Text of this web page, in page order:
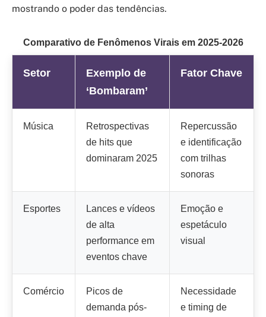
mostrando o poder das tendências.
Comparativo de Fenômenos Virais em 2025-2026
Setor
Exemplo de
‘Bombaram’
Fator Chave
Música
Retrospectivas
de hits que
dominaram 2025
Repercussão
e identificação
com trilhas
sonoras
Esportes
Lances e vídeos
de alta
performance em
eventos chave
Emoção e
espetáculo
visual
Comércio
Picos de
demanda pós-
Necessidade
e timing de